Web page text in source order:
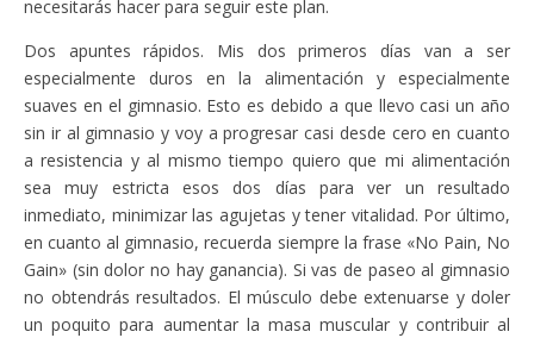
necesitarás hacer para seguir este plan.
Dos apuntes rápidos. Mis dos primeros días van a ser
especialmente duros en la alimentación y especialmente
suaves en el gimnasio. Esto es debido a que llevo casi un año
sin ir al gimnasio y voy a progresar casi desde cero en cuanto
a resistencia y al mismo tiempo quiero que mi alimentación
sea muy estricta esos dos días para ver un resultado
inmediato, minimizar las agujetas y tener vitalidad. Por último,
en cuanto al gimnasio, recuerda siempre la frase «No Pain, No
Gain» (sin dolor no hay ganancia). Si vas de paseo al gimnasio
no obtendrás resultados. El músculo debe extenuarse y doler
un poquito para aumentar la masa muscular y contribuir al